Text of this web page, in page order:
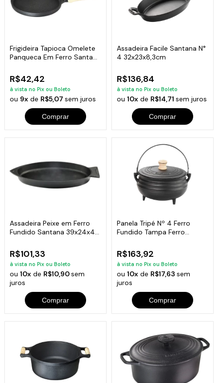
Frigideira Tapioca Omelete
Panqueca Em Ferro Santana
R$42,42
à vista no Pix ou Boleto
ou 9x de R$5,07sem juros
Comprar
Assadeira Facile Santana N°
4 32x23x8,3cm
R$136,84
à vista no Pix ou Boleto
ou 10xde R$14,71 sem juros
Comprar
Assadeira Peixe em Ferro
Fundido Santana 39x24x4
R$101,33
à vista no Pix ou Boleto
ou10x de R$10,90sem
juros
Comprar
Panela Tripé Nº 4 Ferro
Fundido Tampa Ferro
R$163,92
à vista no Pix ou Boleto
ou 10xde R$17,63 sem
juros
Comprar